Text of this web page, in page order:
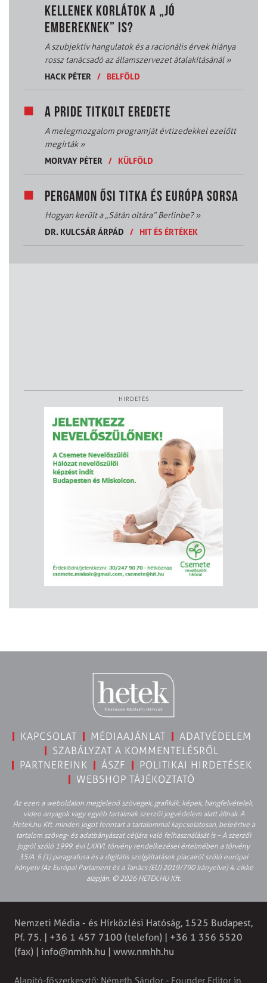
KELLENEK KORLÁTOK A „JÓ
EMBEREKNEK” IS?
A szubjektív hangulatok és a racionális érvek hiánya
rossz tanácsadó az államszervezet átalakításánál»
HACK PÉTER
/ BELFÖLD
A PRIDE TITKOLT EREDETE
A melegmozgalom programját évtizedekkel ezelőtt
megírták»
MORVAY PÉTER
/ KÜLFÖLD
PERGAMON ŐSI TITKA ÉS EURÓPA SORSA
Hogyan került a „Sátán oltára” Berlinbe?»
DR. KULCSÁR ÁRPÁD
/ HIT ÉS ÉRTÉKEK
HIRDETÉS
KAPCSOLAT MÉDIAAJÁNLAT
ADATVÉDELEM
SZABÁLYZAT A KOMMENTELÉSRŐL
PARTNEREINK
ÁSZF
POLITIKAI HIRDETÉSEK
WEBSHOP TÁJÉKOZTATÓ
Az ezen a weboldalon megjelenő szövegek, grafikák, képek, hangfelvételek,
video anyagok vagy egyéb tartalmak szerzői jogvédelem alatt állnak. A
Hetek.hu Kft. minden jogot fenntart a tartalommal kapcsolatosan, beleértve a
tartalom szöveg- és adatbányászat céljára való felhasználását is – A szerzői
jogról szóló 1999. évi LXXVI. törvény rendelkezései értelmében a törvény
35/A. § (1) paragrafusa és a digitális szolgáltatások piacairól szóló európai
irányelv (Az Európai Parlament és a Tanács (EU) 2019/790 Irányelve) 4. cikke
alapján. © 2026 HETEK.HU Kft.
Nemzeti Média - és Hírközlési Hatóság, 1525 Budapest,
Pf. 75. | +36 1 457 7100 (telefon) | +36 1 356 5520
(fax) | info@nmhh.hu | www.nmhh.hu
Alapító-főszerkesztő: Németh Sándor - Founder Editor in